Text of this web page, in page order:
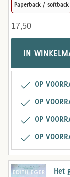
Paperback / softback
17,50
IN
OP
OP
OP
OP
Het